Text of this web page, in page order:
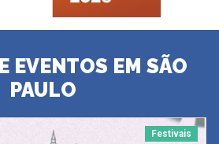
EVENTOS EM SÃO
PAULO
Festivais